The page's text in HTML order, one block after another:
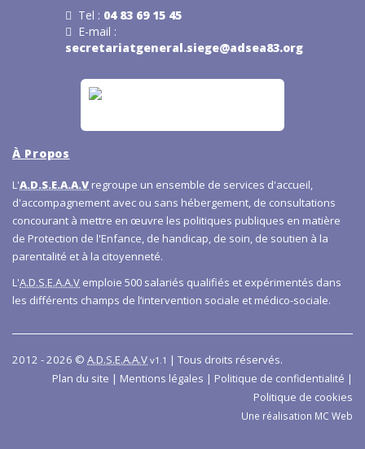
Tel : 04 83 69 15 45
E-mail :
secretariatgeneral.siege@adsea83.org
À Propos
L'A.D.S.E.A.A.V regroupe un ensemble de services d'accueil,
d'accompagnement avec ou sans hébergement, de consultations
concourant à mettre en œuvre les politiques publiques en matière
de Protection de l'Enfance, de handicap, de soin, de soutien à la
parentalité et à la citoyenneté.
L'A.D.S.E.A.A.V emploie 500 salariés qualifiés et expérimentés dans
les différents champs de l’intervention sociale et médico-sociale.
2012 - 2026 © A.D.S.E.A.A.V v1.1 | Tous droits réservés.
Plan du site | Mentions légales | Politique de confidentialité |
Politique de cookies
Une réalisation MC Web